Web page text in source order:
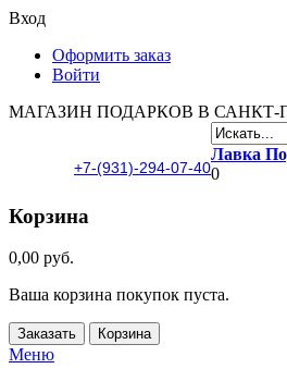
Вход
Оформить заказ
Войти
МАГАЗИН ПОДАРКОВ В САНКТ-
+7-(931)-294-07-40
Лавка
0
Корзина
0,00 руб.
Ваша корзина покупок пуста.
Заказать Корзина
Меню